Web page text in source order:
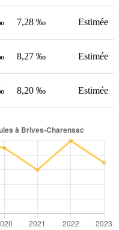
7,28 ‰ Estimée
8,27 ‰ Estimée
8,20 ‰ Estimée